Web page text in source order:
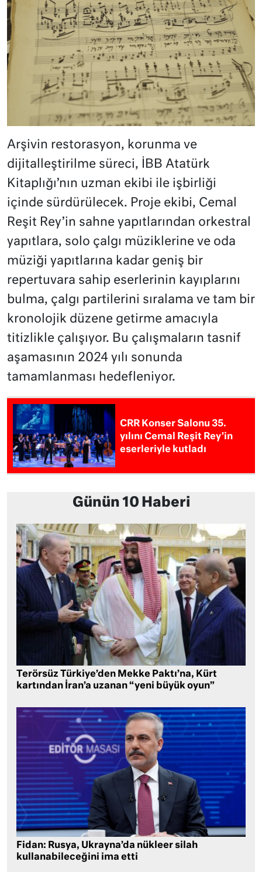
Arşivin restorasyon, korunma ve
dijitalleştirilme süreci, İBB Atatürk
Kitaplığı’nın uzman ekibi ile işbirliği
içinde sürdürülecek. Proje ekibi, Cemal
Reşit Rey’in sahne yapıtlarından orkestral
yapıtlara, solo çalgı müziklerine ve oda
müziği yapıtlarına kadar geniş bir
repertuvara sahip eserlerinin kayıplarını
bulma, çalgı partilerini sıralama ve tam bir
kronolojik düzene getirme amacıyla
titizlikle çalışıyor. Bu çalışmaların tasnif
aşamasının 2024 yılı sonunda
tamamlanması hedefleniyor.
CRR Konser Salonu 35.
yılını Cemal Reşit Rey’in
eserleriyle kutladı
Günün 10 Haberi
Terörsüz Türkiye’den Mekke Paktı’na, Kürt
kartından İran’a uzanan “yeni büyük oyun”
Fidan: Rusya, Ukrayna’da nükleer silah
kullanabileceğini ima etti